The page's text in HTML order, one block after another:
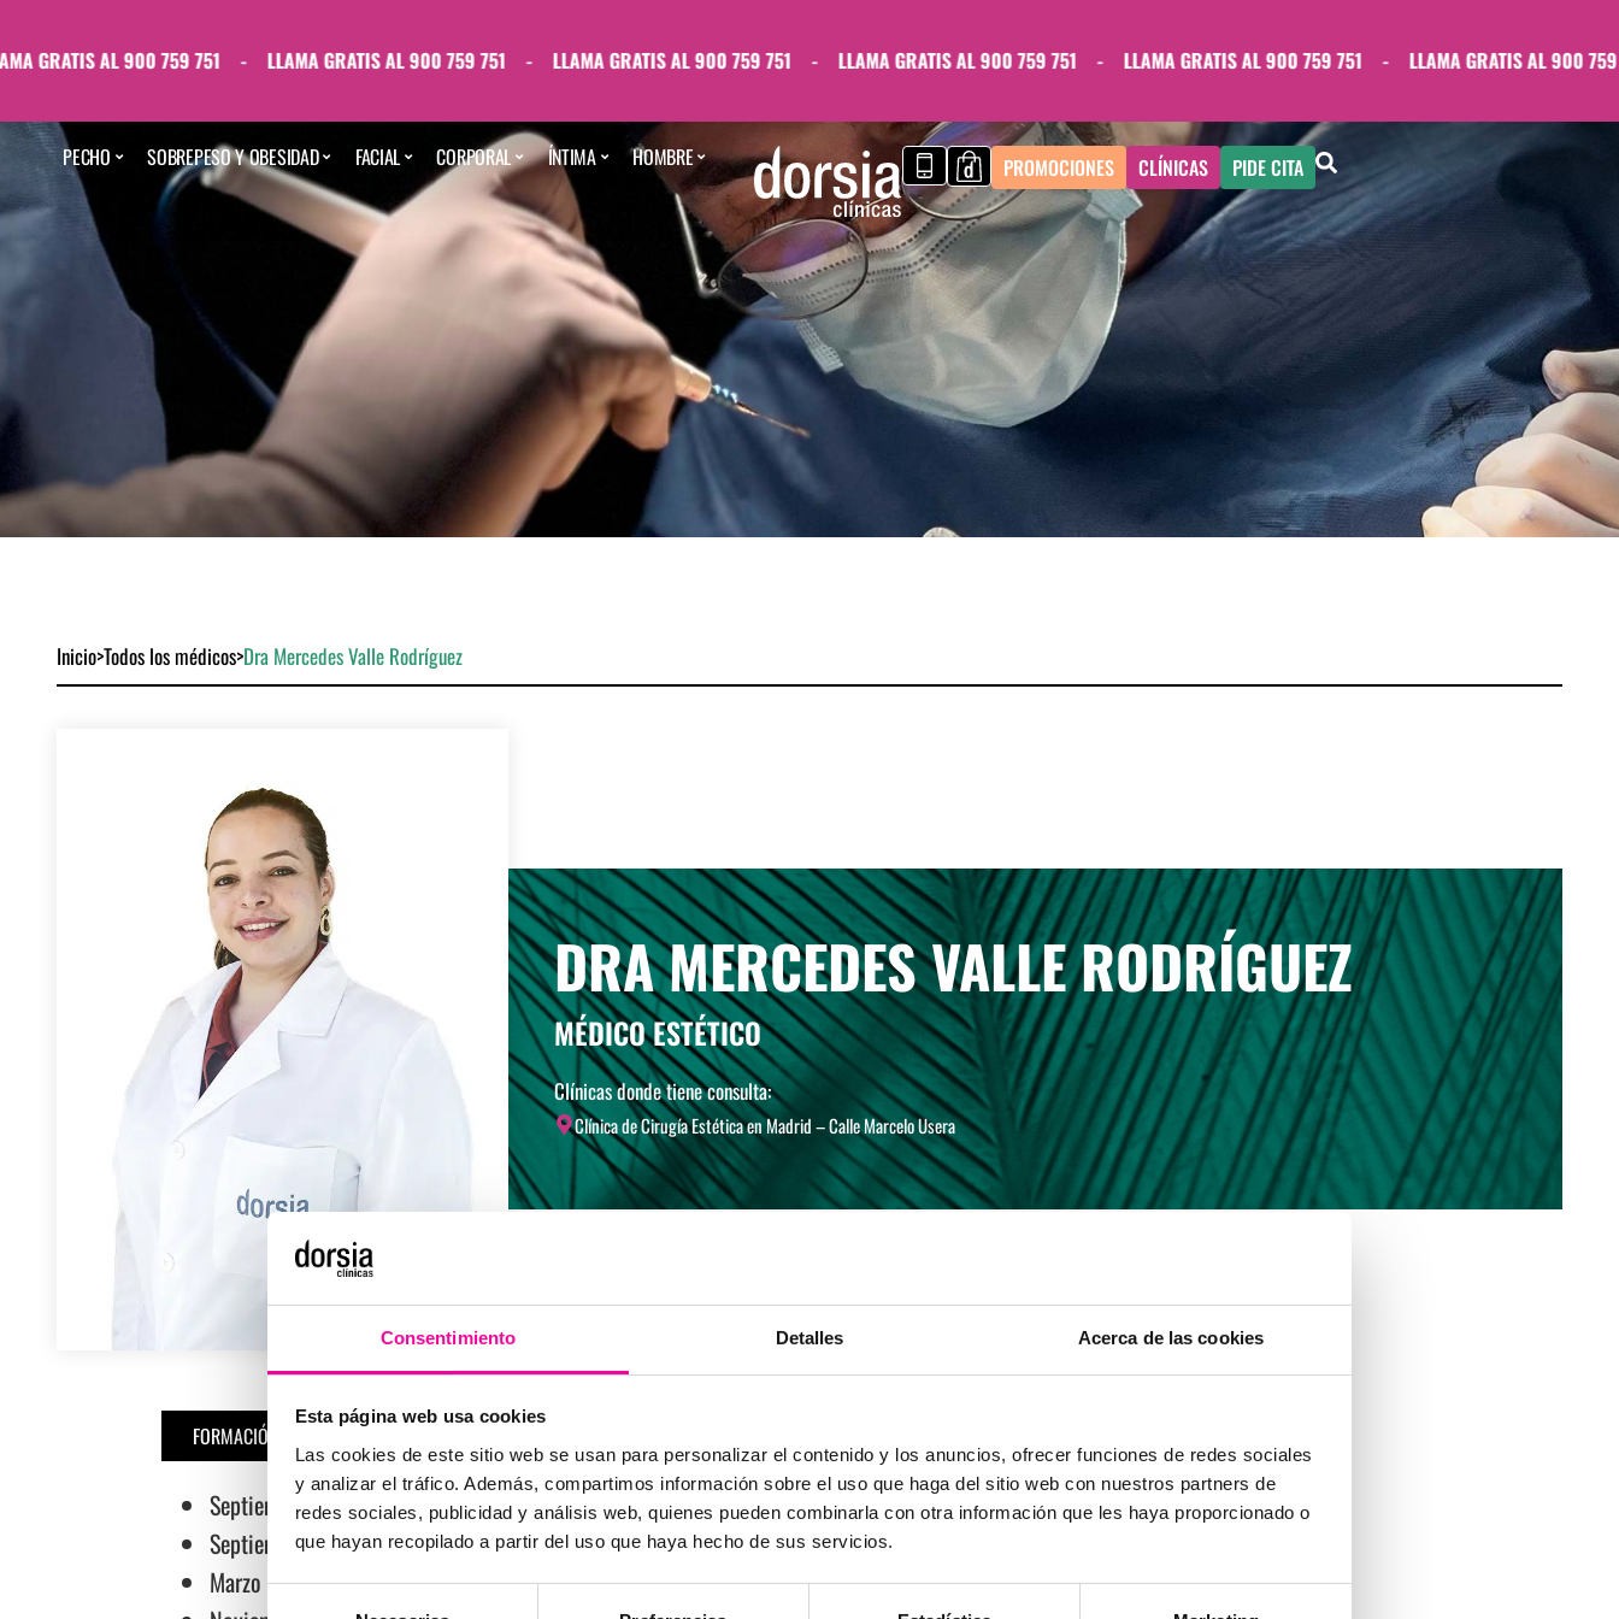
Consentimiento Detalles Acerca de las cookies
Esta página web usa cookies
Las cookies de este sitio web se usan para personalizar el contenido y los anuncios, ofrecer funciones de redes sociales
y analizar el tráfico. Además, compartimos información sobre el uso que haga del sitio web con nuestros partners de
redes sociales, publicidad y análisis web, quienes pueden combinarla con otra información que les haya proporcionado o
que hayan recopilado a partir del uso que haya hecho de sus servicios.
AL 900 759 751 - LLAMA GRATIS AL 900 759 751 - LLAMA GRATIS AL 900 759 751 - LLAMA GRATIS AL 900 759 751 - LLAMA GRATIS AL 900 759 751 - LLAMA GRATIS AL 900 759 751
PECHO SOBREPESO Y OBESIDAD FACIAL CORPORAL ÍNTIMA HOMBRE PROMOCIONES CLÍNICAS PIDE CITA
Inicio>Todos los médicos>Dra Mercedes Valle Rodríguez
DRA MERCEDES VALLE RODRÍGUEZ
MÉDICO ESTÉTICO
Clínicas donde tiene consulta:
Clínica de Cirugía Estética en Madrid – Calle Marcelo Usera
FORMACIÓN OTROS
Septiembre 2020 – Octubre 2021: Máster en Nutrición Clínica en Medicina, Universidad CEU Cardenal Herrera
Septiembre 2016 – Julio 2017: Máster en Medicina Estética y Antienvejecimiento. Universidad Complutense de Madrid
Marzo 2017 – Abril 2017: Pasantía Medicina Estética en Clínica Gaztambide con Dra. Paloma Castaño, Madrid.